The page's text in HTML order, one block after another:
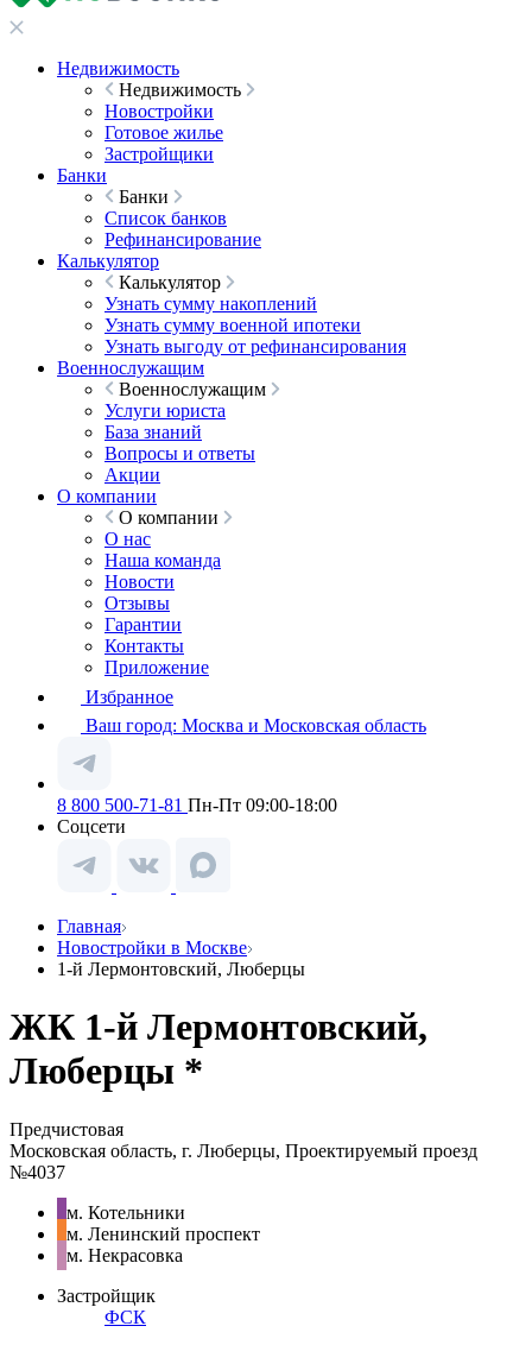
Недвижимость
Недвижимость
Новостройки
Готовое жилье
Застройщики
Банки
Банки
Список банков
Рефинансирование
Калькулятор
Калькулятор
Узнать сумму накоплений
Узнать сумму военной ипотеки
Узнать выгоду от рефинансирования
Военнослужащим
Военнослужащим
Услуги юриста
База знаний
Вопросы и ответы
Акции
О компании
О компании
О нас
Наша команда
Новости
Отзывы
Гарантии
Контакты
Приложение
Избранное
Ваш город: Москва и Московская область
8 800 500-71-81 Пн-Пт 09:00-18:00
Соцсети
Главная
Новостройки в Москве
1-й Лермонтовский, Люберцы
ЖК 1-й Лермонтовский,
Люберцы *
Предчистовая
Московская область, г. Люберцы, Проектируемый проезд
№4037
м. Котельники
м. Ленинский проспект
м. Некрасовка
Застройщик
ФСК